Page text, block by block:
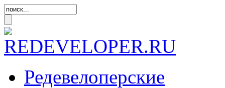
Редевелоперские